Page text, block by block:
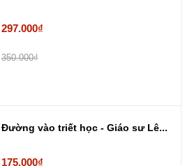
297.000₫
350.000₫
Đường vào triết học - Giáo sư Lê...
175.000₫